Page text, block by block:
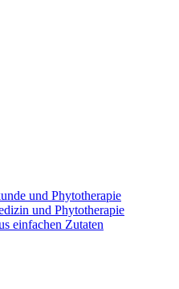
und Phytotherapie
und Phytotherapie
einfachen Zutaten